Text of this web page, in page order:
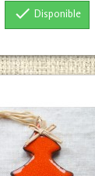
 Disponible